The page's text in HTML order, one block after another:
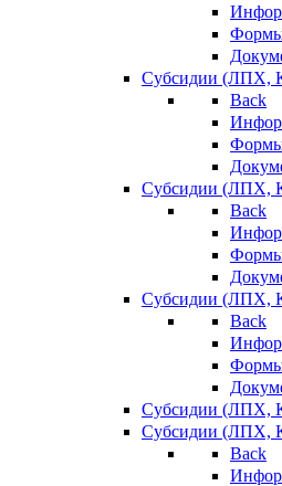
Формы
Субсидии (ЛПХ,
Back
Формы
Субсидии (ЛПХ,
Back
Формы
Субсидии (ЛПХ,
Back
Формы
Субсидии (ЛПХ,
Субсидии (ЛПХ,
Back